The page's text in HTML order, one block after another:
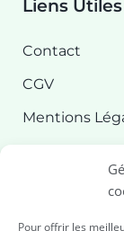
Pour offrir les
Liens Utiles
Contact
CGV
Mentions
Politique de